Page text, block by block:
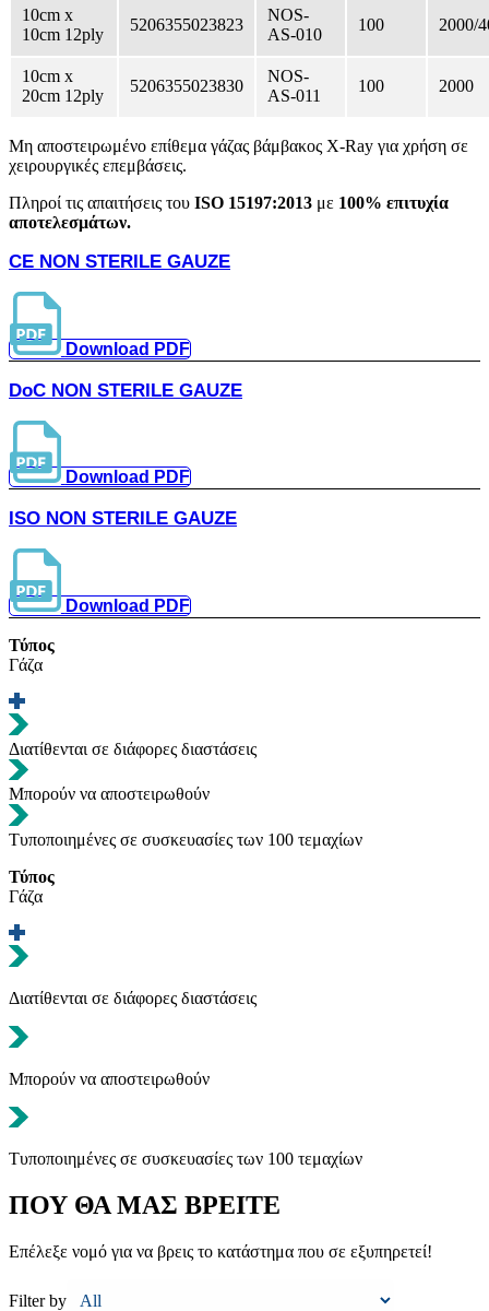
10cm x
10cm 12ply
5206355023823
NOS-
AS-010
100 2000/
10cm x
20cm 12ply
5206355023830
NOS-
AS-011
100 2000
Μη αποστειρωμένο επίθεμα γάζας βάμβακος X-Ray για χρήση σε
χειρουργικές επεμβάσεις.
Πληροί τις απαιτήσεις του ISO 15197:2013 με 100% επιτυχία
αποτελεσμάτων.
CE NON STERILE GAUZE
Download PDF
DoC NON STERILE GAUZE
Download PDF
ISO NON STERILE GAUZE
Download PDF
Τύπος
Γάζα
Διατίθενται σε διάφορες διαστάσεις
Μπορούν να αποστειρωθούν
Τυποποιημένες σε συσκευασίες των 100 τεμαχίων
Τύπος
Γάζα
Διατίθενται σε διάφορες διαστάσεις
Μπορούν να αποστειρωθούν
Τυποποιημένες σε συσκευασίες των 100 τεμαχίων
ΠΟΥ ΘΑ ΜΑΣ ΒΡΕΙΤΕ
Επέλεξε νομό για να βρεις το κατάστημα που σε εξυπηρετεί!
Filter by